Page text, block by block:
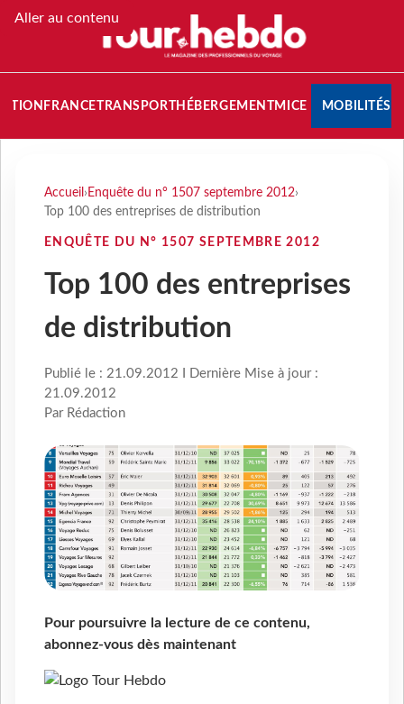
Aller au contenu
FRANCETRANSPORT HÉBERGEMENTMICE MOBILITÉS
Accueil › Enquête du n° 1507 septembre 2012›
Top 100 des entreprises de distribution
ENQUÊTE DU N° 1507 SEPTEMBRE 2012
Top 100 des entreprises
de distribution
Publié le : 21.09.2012 I Dernière Mise à jour :
21.09.2012
Par Rédaction
Pour poursuivre la lecture de ce contenu,
abonnez-vous dès maintenant